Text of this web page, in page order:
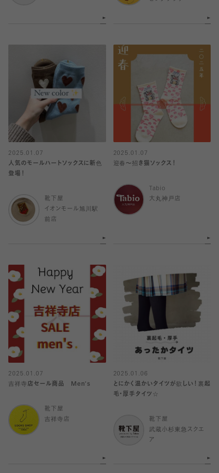
2025.01.07
人気のモールハートソックスに新色
登場！
靴下屋
イオンモール旭川駅
前店
2025.01.07
迎春〜招き猫ソックス！
Tabio
大丸神戸店
2025.01.07
吉祥寺店セール商品 Men‘s
靴下屋
吉祥寺店
2025.01.06
とにかく温かいタイツが欲しい！裏起
毛・厚手タイツ☆
靴下屋
武蔵小杉東急スクエ
ア